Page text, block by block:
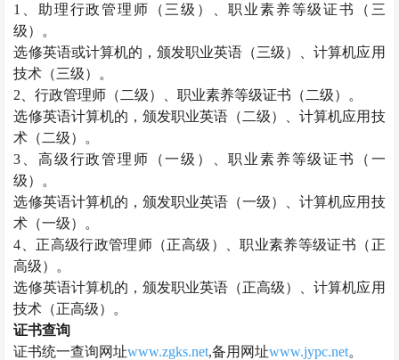
1、助理行政管理师 （三级）、职业素养等级证书（三
级）。
选修英语或计算机的，颁发职业英语（三级）、计算机应用
技术（三级）。
2、行政管理师 （二级）、职业素养等级证书（二级）。
选修英语计算机的，颁发职业英语（二级）、计算机应用技
术（二级）。
3、高级行政管理师 （一级）、职业素养等级证书（一
级）。
选修英语计算机的，颁发职业英语（一级）、计算机应用技
术（一级）。
4、正高级行政管理师 （正高级）、职业素养等级证书（正
高级）。
选修英语计算机的，颁发职业英语（正高级）、计算机应用
技术（正高级）。
证书查询
证书统一查询网址www.zgks.net,备用网址www.jypc.net。